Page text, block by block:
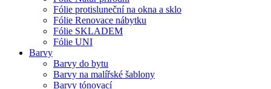
Fólie protisluneční na okna a sklo
Fólie Renovace nábytku
Fólie SKLADEM
Fólie UNI
Barvy
Barvy do bytu
Barvy na malířské šablony
Barvy tónovací